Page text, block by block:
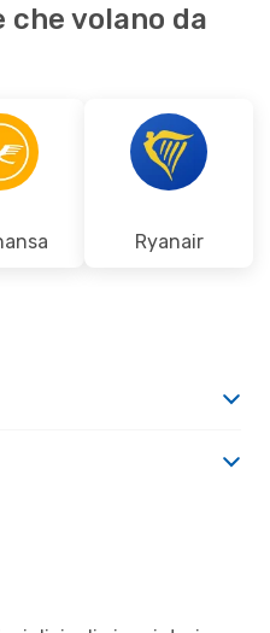
che volano da
Ryanair